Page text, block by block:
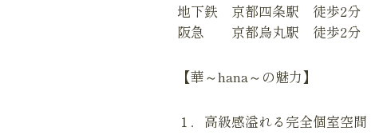
地下鉄 京都四条駅 徒歩2分
阪急 京都烏丸駅 徒歩2分
【華～hana～の魅力】
１．高級感溢れる完全個室空間